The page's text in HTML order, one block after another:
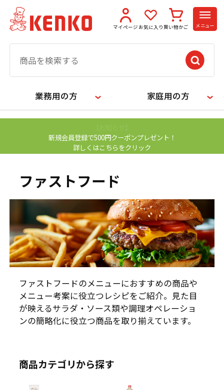
マイページ お気に入り 買い物かご メニュー
業務用の方 家庭用の方
新規会員登録で500円クーポンプレゼント！
詳しくはこちらをクリック
ファストフード
ファストフードのメニューにおすすめの商品や
メニュー考案に役立つレシピをご紹介。見た目
が映えるサラダ・ソース類や調理オペレーショ
ンの簡略化に役立つ商品を取り揃えています。
商品カテゴリから探す